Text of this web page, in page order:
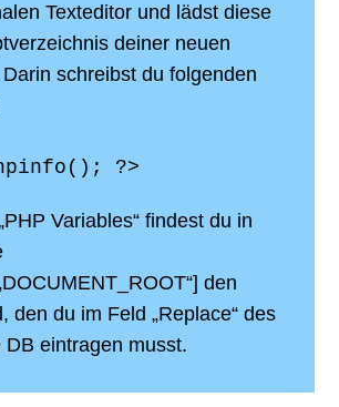
Texteditor und lädst diese
deiner neuen
schreibst du folgenden
?>
Variables“ findest du in
den
den du im Feld „Replace“ des
DB eintragen musst.